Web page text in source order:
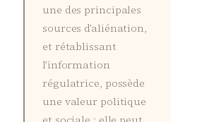
une des principales
sources d’aliénation,
et rétablissant
l’information
régulatrice, possède
une valeur politique